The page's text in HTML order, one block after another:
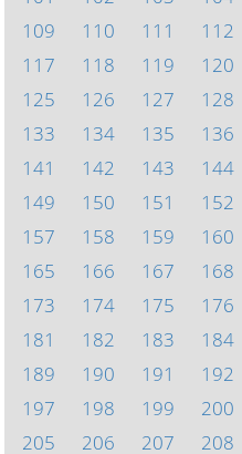
109
110 111 112
117
118 119 120
125
126 127 128
133
134 135 136
141
142 143 144
149
150 151 152
157
158 159 160
165
166 167 168
173
174 175 176
181
182 183 184
189
190 191 192
197
198 199 200
205
206 207 208